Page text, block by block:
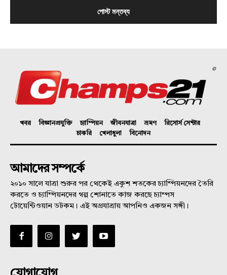
©
খবর বিজ্ঞানপ্রযুক্তি চ্যাম্পিয়ন জীবনযাত্রা ভ্রমণ
রিসোর্স সেন্টার
চাকরি
খেলাধুলা বিনোদন
আমাদের সম্পর্কে
২০১০ সালে যাত্রা শুরুর পর থেকেই একুশ শতকের চ্যাম্পিয়নদের তৈরি
করতে ও চ্যাম্পিয়নদের গল্প শোনাতে কাজ করছে চ্যাম্পস
টোয়েন্টিওয়ান ডটকম। এই অগ্রযাত্রায় আপনিও একজন সঙ্গী।